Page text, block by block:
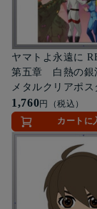
ヤマトよ永遠に
第五章 白熱の
メタルクリアポ
インビジュアル】
1,760円（税込）
カートに